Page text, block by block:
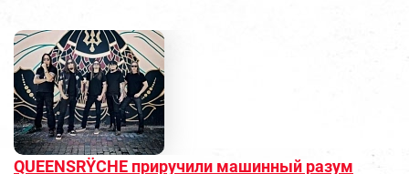
QUEENSRŸCHE приручили машинный разум